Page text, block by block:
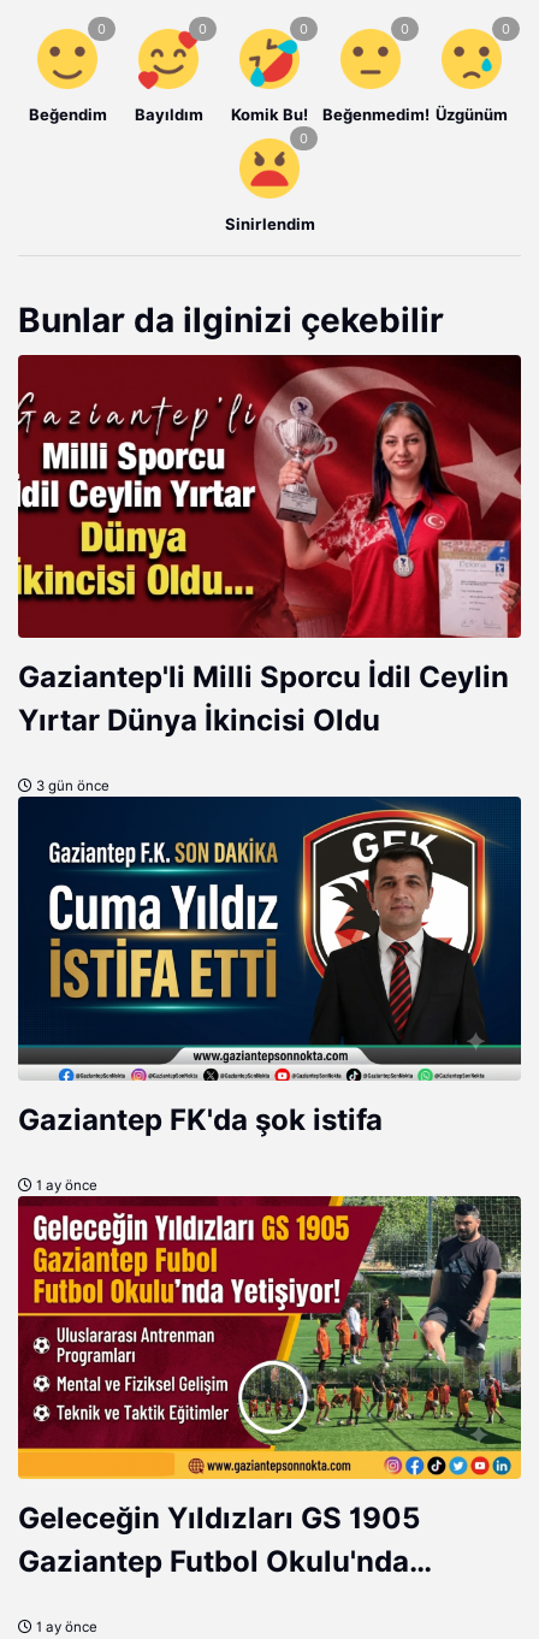
Beğendim Bayıldım Komik Bu! Beğenmedim! Üzgünüm
Sinirlendim
Bunlar da ilginizi çekebilir
Gaziantep'li Milli Sporcu İdil Ceylin
Yırtar Dünya İkincisi Oldu
3 gün önce
Gaziantep FK'da şok istifa
1 ay önce
Geleceğin Yıldızları GS 1905
Gaziantep Futbol Okulu'nda
1 ay önce